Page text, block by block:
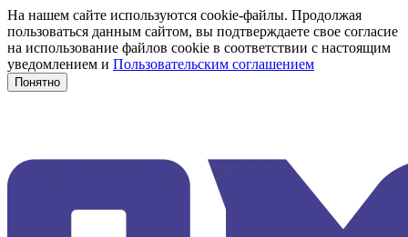
На нашем сайте используются cookie-файлы. Продолжая
пользоваться данным сайтом, вы подтверждаете свое согласие
на использование файлов cookie в соответствии с настоящим
уведомлением и Пользовательским соглашением
Понятно